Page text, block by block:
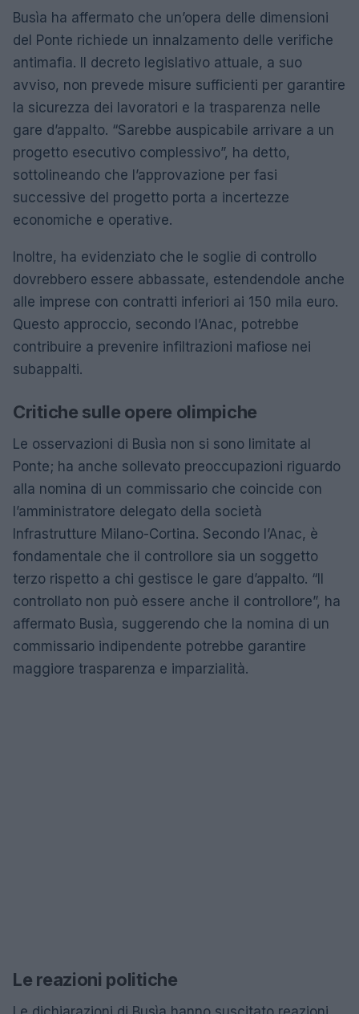
Busìa ha affermato che un’opera delle dimensioni
del Ponte richiede un innalzamento delle verifiche
antimafia. Il decreto legislativo attuale, a suo
avviso, non prevede misure sufficienti per garantire
la sicurezza dei lavoratori e la trasparenza nelle
gare d’appalto. “Sarebbe auspicabile arrivare a un
progetto esecutivo complessivo”, ha detto,
sottolineando che l’approvazione per fasi
successive del progetto porta a incertezze
economiche e operative.
Inoltre, ha evidenziato che le soglie di controllo
dovrebbero essere abbassate, estendendole anche
alle imprese con contratti inferiori ai 150 mila euro.
Questo approccio, secondo l’Anac, potrebbe
contribuire a prevenire infiltrazioni mafiose nei
subappalti.
Critiche sulle opere olimpiche
Le osservazioni di Busìa non si sono limitate al
Ponte; ha anche sollevato preoccupazioni riguardo
alla nomina di un commissario che coincide con
l’amministratore delegato della società
Infrastrutture Milano-Cortina. Secondo l’Anac, è
fondamentale che il controllore sia un soggetto
terzo rispetto a chi gestisce le gare d’appalto. “Il
controllato non può essere anche il controllore”, ha
affermato Busìa, suggerendo che la nomina di un
commissario indipendente potrebbe garantire
maggiore trasparenza e imparzialità.
Le reazioni politiche